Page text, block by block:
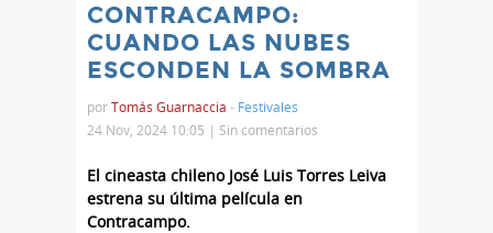
CONTRACAMPO:
CUANDO LAS NUBES
ESCONDEN LA SOMBRA
porTomás Guarnaccia - Festivales
24 Nov, 2024 10:05 | Sin comentarios
El cineasta chileno José Luis Torres Leiva
estrena su última película en
Contracampo.